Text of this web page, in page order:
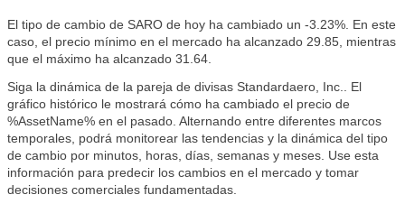
El tipo de cambio de SARO de hoy ha cambiado un -3.23% . En este
caso, el precio mínimo en el mercado ha alcanzado 29.85, mientras
que el máximo ha alcanzado 31.64.
Siga la dinámica de la pareja de divisas Standardaero, Inc.. El
gráfico histórico le mostrará cómo ha cambiado el precio de
%AssetName% en el pasado. Alternando entre diferentes marcos
temporales, podrá monitorear las tendencias y la dinámica del tipo
de cambio por minutos, horas, días, semanas y meses. Use esta
información para predecir los cambios en el mercado y tomar
decisiones comerciales fundamentadas.